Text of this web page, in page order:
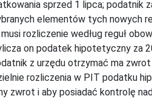
sprzed 1 lipca; podatnik
elementów tych nowych
rozliczenie według reguł
on podatek hipotetyczny za
z urzędu otrzymać ma
rozliczenia w PIT podatku
zwrot i aby posiadać kontrolę